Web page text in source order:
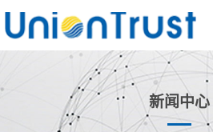
新闻中心